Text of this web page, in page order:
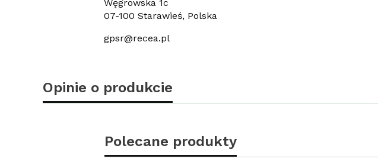
Węgrowska 1c
07-100 Starawieś, Polska
gpsr@recea.pl
Opinie o produkcie
Polecane produkty